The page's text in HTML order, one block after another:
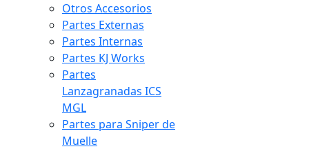
Otros Accesorios
Partes Externas
Partes Internas
Partes KJ Works
Partes
Lanzagranadas ICS
MGL
Partes para Sniper de
Muelle